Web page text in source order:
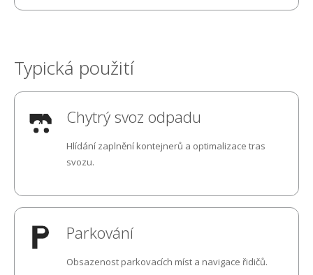
Internet Starý Plzenec
Internet Štěnovice
Internet Útušice
Internet Volduchy
Typická použití
Chytrý svoz odpadu
Hlídání zaplnění kontejnerů a optimalizace tras
svozu.
Parkování
Obsazenost parkovacích míst a navigace řidičů.